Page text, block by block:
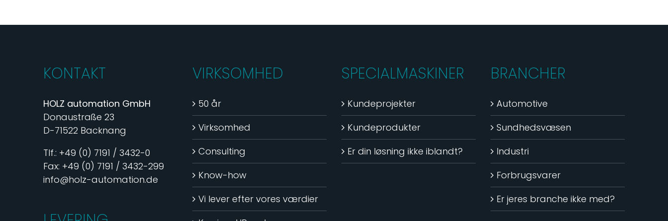
KONTAKT
HOLZ automation GmbH
Donaustraße 23
D-71522 Backnang
Tlf.: +49 (0) 7191 / 3432-0
Fax: +49 (0) 7191 / 3432-299
info@holz-automation.de
VIRKSOMHED
50 år
Virksomhed
Consulting
Know-how
Vi lever efter vores værdier
SPECIALMASKINER
Kundeprojekter
Kundeprodukter
Er din løsning ikke iblandt?
BRANCHER
Automotive
Sundhedsvæsen
Industri
Forbrugsvarer
Er jeres branche ikke med?